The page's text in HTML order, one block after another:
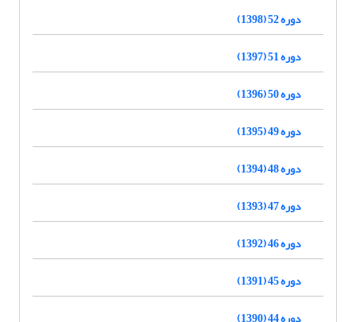
دوره 52 (1398)
دوره 51 (1397)
دوره 50 (1396)
دوره 49 (1395)
دوره 48 (1394)
دوره 47 (1393)
دوره 46 (1392)
دوره 45 (1391)